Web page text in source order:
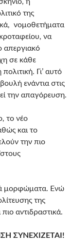
της
νομοθετήματα
να
απεργιακό
σε κάθε
Γι’ αυτό
ενάντια στις
την απαγόρευση.
το νέο
και το
την πιο
μορφώματα. Ενώ
της
αντιδραστικά.
ΣΥΝΕΧΙΖΕΤΑΙ!